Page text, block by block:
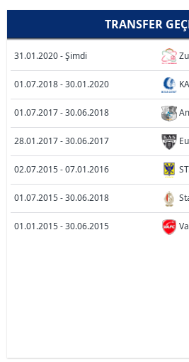
TRANSFER
31.01.2020 - Şimdi
01.07.2018 - 30.01.2020
01.07.2017 - 30.06.2018
28.01.2017 - 30.06.2017
02.07.2015 - 07.01.2016
01.07.2015 - 30.06.2018
01.01.2015 - 30.06.2015